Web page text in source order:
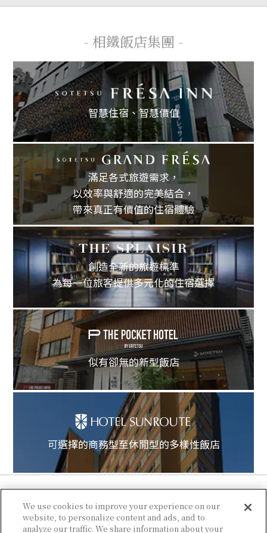
- 相鐵飯店集團 -
智慧住宿、智慧價值
滿足各式旅遊需求，
以效率與舒適的完美結合，
帶來真正有價值的住宿體驗
創造全新的旅遊標準
為每一位旅客提供多元化的住宿選擇
似有卻無的新型飯店
可選擇的商務型至休閒型的多樣性飯店
We use cookies to improve your experience on our
website, to personalize content and ads, and to
analyze our traffic. We share information about your